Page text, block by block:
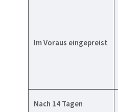
Im Voraus eingepreist
Nach 14 Tagen